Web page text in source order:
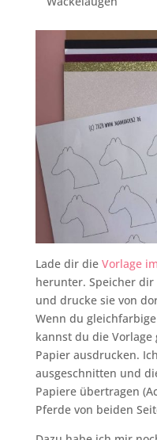
Lade dir die Vorlage
herunter. Speicher
und drucke sie von
Wenn du
kannst du die
Papier ausdrucken.
ausgeschnitten und
Papiere übertragen
Pferde von beiden